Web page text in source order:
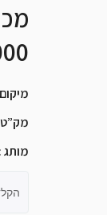
מק”ט
:מותג